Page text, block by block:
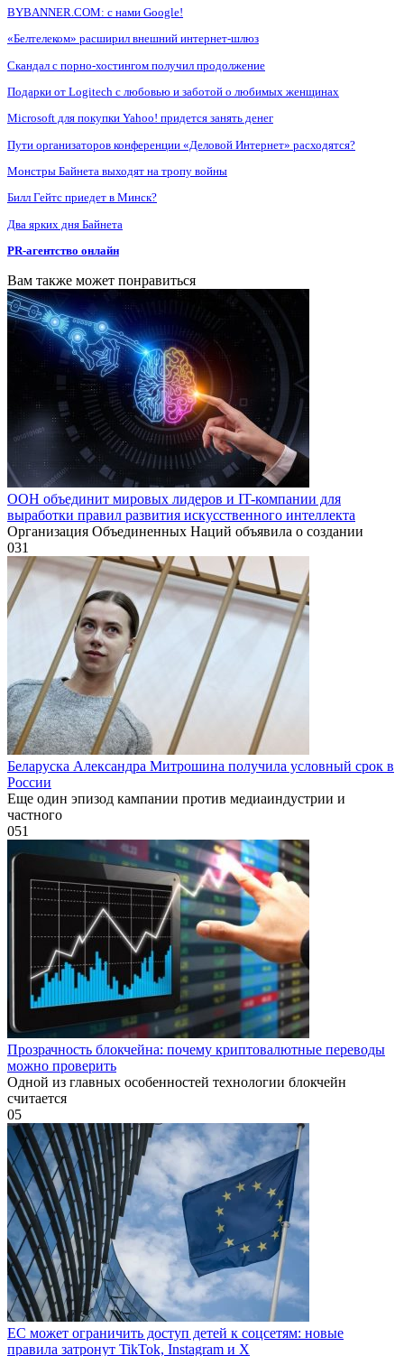
BYBANNER.COM: c нами Google!
«Белтелеком» расширил внешний интернет-шлюз
Скандал с порно-хостингом получил продолжение
Подарки от Logitech с любовью и заботой о любимых женщинах
Microsoft для покупки Yahoo! придется занять денег
Пути организаторов конференции «Деловой Интернет» расходятся?
Монстры Байнета выходят на тропу войны
Билл Гейтс приедет в Минск?
Два ярких дня Байнета
PR-агентство онлайн
Вам также может понравиться
ООН объединит мировых лидеров и IT-компании для
выработки правил развития искусственного интеллекта
Организация Объединенных Наций объявила о создании
031
Беларуска Александра Митрошина получила условный срок в
России
Еще один эпизод кампании против медиаиндустрии и
частного
051
Прозрачность блокчейна: почему криптовалютные переводы
можно проверить
Одной из главных особенностей технологии блокчейн
считается
05
ЕС может ограничить доступ детей к соцсетям: новые
правила затронут TikTok, Instagram и X